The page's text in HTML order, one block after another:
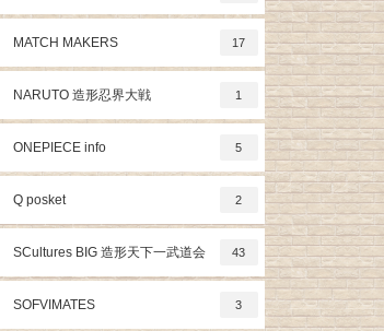
MATCH MAKERS 17
NARUTO 造形忍界大戦 1
ONEPIECE info 5
Q posket 2
SCultures BIG 造形天下一武道会 43
SOFVIMATES 3